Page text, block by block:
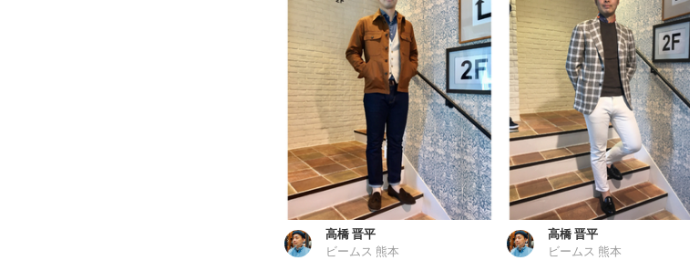
高橋 晋平
ビームス 熊本
高橋 晋平
ビームス 熊本